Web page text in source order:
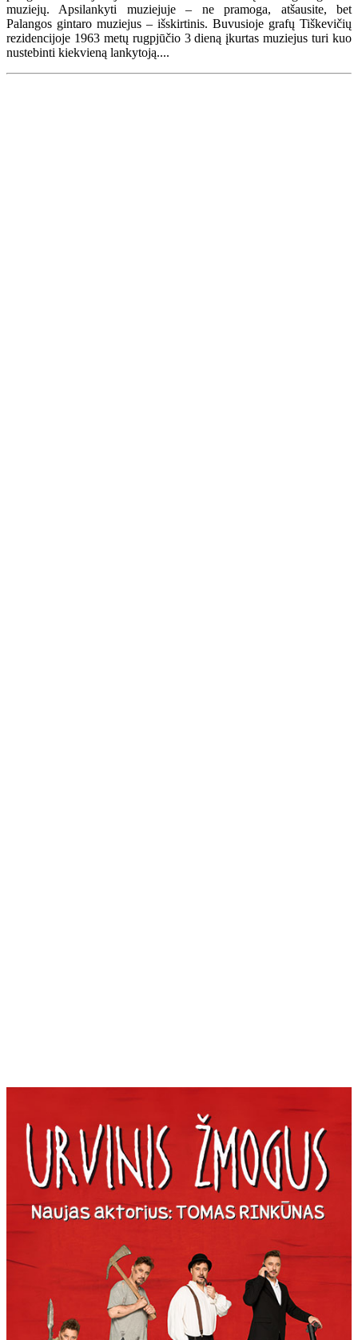
muziejų. Apsilankyti muziejuje – ne pramoga, atšausite, bet
Palangos gintaro muziejus – išskirtinis. Buvusioje grafų Tiškevičių
rezidencijoje 1963 metų rugpjūčio 3 dieną įkurtas muziejus turi kuo
nustebinti kiekvieną lankytoją....